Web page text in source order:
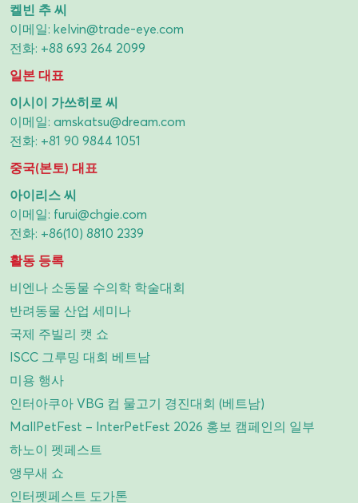
켈빈 추 씨
이메일: kelvin@trade-eye.com
전화: +88 693 264 2099
일본 대표
이시이 가쓰히로 씨
이메일: amskatsu@dream.com
전화: +81 90 9844 1051
중국(본토) 대표
아이리스 씨
이메일: furui@chgie.com
전화: +86(10) 8810 2339
활동 등록
비엔나 소동물 수의학 학술대회
반려동물 산업 세미나
국제 주빌리 캣 쇼
ISCC 그루밍 대회 베트남
미용 행사
인터아쿠아 VBG 컵 물고기 경진대회 (베트남)
MallPetFest – InterPetFest 2026 홍보 캠페인의 일부
하노이 펫페스트
앵무새 쇼
인터펫페스트 도가톤